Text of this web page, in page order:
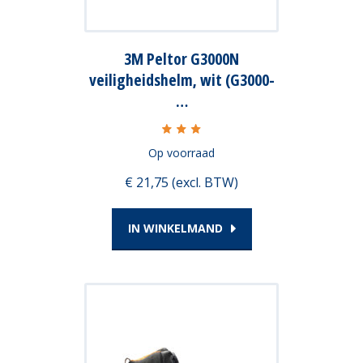
Blåkläder producten
3M Peltor G3000N
veiligheidshelm, wit (G3000-
…
Op voorraad
€ 21,75 (excl. BTW)
IN WINKELMAND